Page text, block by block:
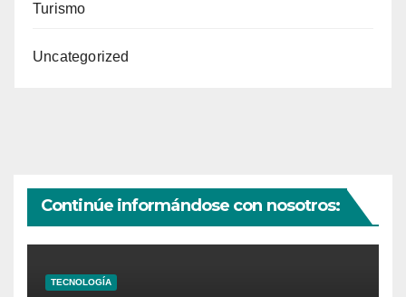
Turismo
Uncategorized
Continúe informándose con nosotros:
TECNOLOGÍA